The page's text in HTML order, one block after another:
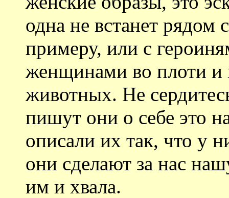
одна не встанет
примеру, или с
женщинами во плоти и
животных. Не
пишут они о себе это
описали их так, что у
они сделают за нас
им и хвала.